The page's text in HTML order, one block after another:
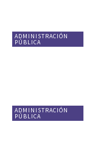
ADMINISTRACIÓN
PÚBLICA
ADMINISTRACIÓN
PÚBLICA